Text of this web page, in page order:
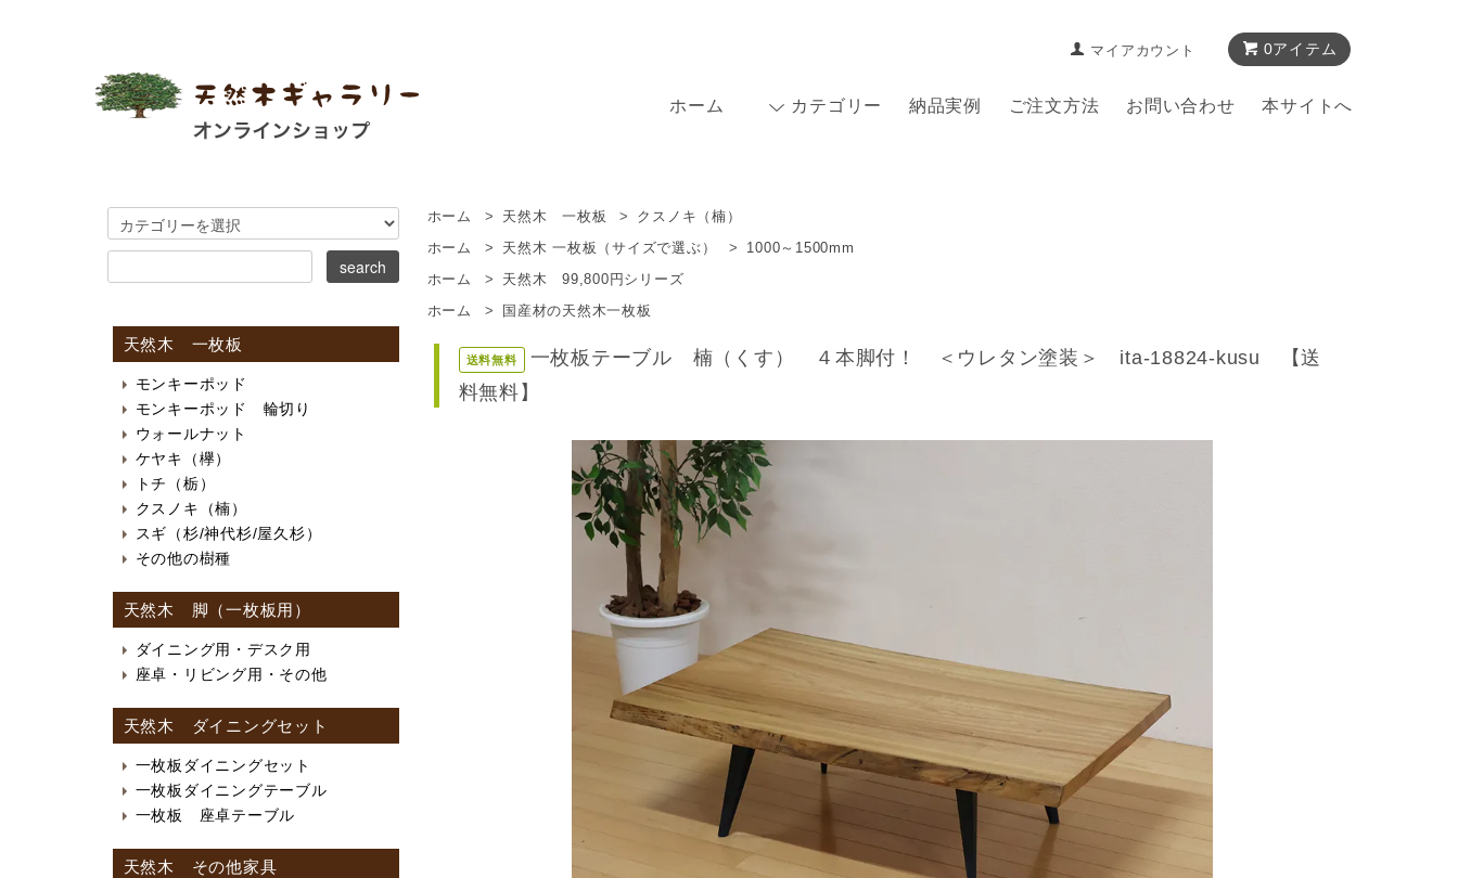
0アイテム
マイアカウント
ホーム カテゴリー 納品実例 ご注文方法 お問い合わせ 本サイトへ
ホーム > 天然木 一枚板 > クスノキ（楠）
ホーム > 天然木 一枚板（サイズで選ぶ） > 1000～1500mm
ホーム > 天然木 99,800円シリーズ
ホーム > 国産材の天然木一枚板
送料無料
一枚板テーブル 楠（くす） ４本脚付！ ＜ウレタン塗装＞ ita-18824-kusu 【送
料無料】
天然木 一枚板
モンキーポッド
モンキーポッド 輪切り
ウォールナット
ケヤキ（欅）
トチ（栃）
クスノキ（楠）
スギ（杉/神代杉/屋久杉）
その他の樹種
天然木 脚（一枚板用）
ダイニング用・デスク用
座卓・リビング用・その他
天然木 ダイニングセット
一枚板ダイニングセット
一枚板ダイニングテーブル
一枚板 座卓テーブル
天然木 その他家具